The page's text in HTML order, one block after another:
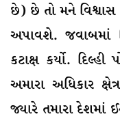
છે) છે તો મને વિશ્વાસ
અપાવશે. જવાબમાં
કટાક્ષ કર્યો. દિલ્હી
અમારા અધિકાર
જ્યારે તમારા દેશમાં